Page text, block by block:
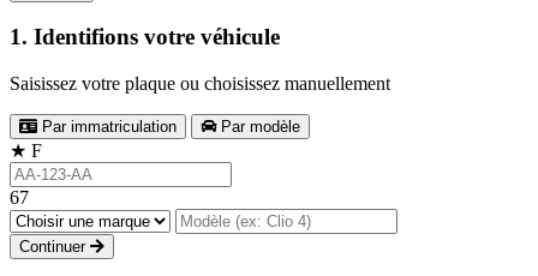
1. Identifions votre véhicule
Saisissez votre plaque ou choisissez manuellement
Par immatriculation Par modèle
★ F
67
Continuer